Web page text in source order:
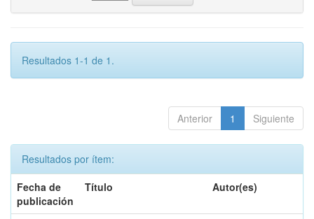
Resultados 1-1 de 1.
Anterior 1 Siguiente
Resultados por ítem:
Fecha de
publicación
Título Autor(es)